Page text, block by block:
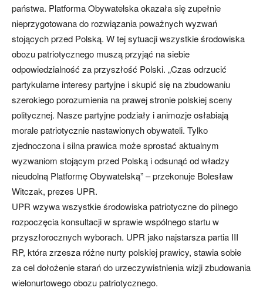
państwa. Platforma Obywatelska okazała się zupełnie
nieprzygotowana do rozwiązania poważnych wyzwań
stojących przed Polską. W tej sytuacji wszystkie środowiska
obozu patriotycznego muszą przyjąć na siebie
odpowiedzialność za przyszłość Polski. „Czas odrzucić
partykularne interesy partyjne i skupić się na zbudowaniu
szerokiego porozumienia na prawej stronie polskiej sceny
politycznej. Nasze partyjne podziały i animozje osłabiają
morale patriotycznie nastawionych obywateli. Tylko
zjednoczona i silna prawica może sprostać aktualnym
wyzwaniom stojącym przed Polską i odsunąć od władzy
nieudolną Platformę Obywatelską” – przekonuje Bolesław
Witczak, prezes UPR.
UPR wzywa wszystkie środowiska patriotyczne do pilnego
rozpoczęcia konsultacji w sprawie wspólnego startu w
przyszłorocznych wyborach. UPR jako najstarsza partia III
RP, która zrzesza różne nurty polskiej prawicy, stawia sobie
za cel dołożenie starań do urzeczywistnienia wizji zbudowania
wielonurtowego obozu patriotycznego.